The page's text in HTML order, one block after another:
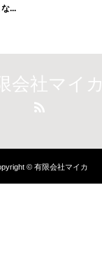
...
会社マイカ
© 有限会社マイカ